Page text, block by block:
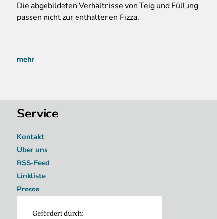
Die abgebildeten Verhältnisse von Teig und Füllung
passen nicht zur enthaltenen Pizza.
mehr
Service
Kontakt
Über uns
RSS-Feed
Linkliste
Presse